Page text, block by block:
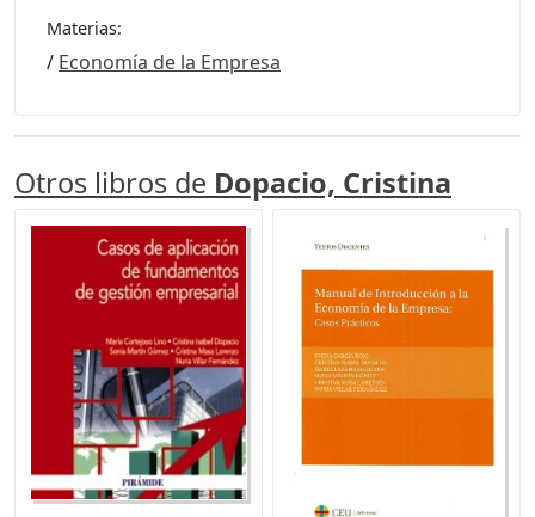
Materias:
/ Economía de la Empresa
Otros libros de Dopacio, Cristina